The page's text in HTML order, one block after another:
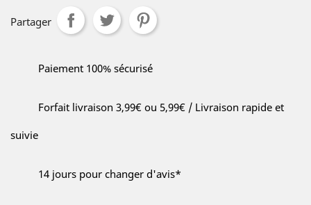
Partager
Paiement 100% sécurisé
Forfait livraison 3,99€ ou 5,99€ / Livraison rapide et
suivie
14 jours pour changer d'avis*